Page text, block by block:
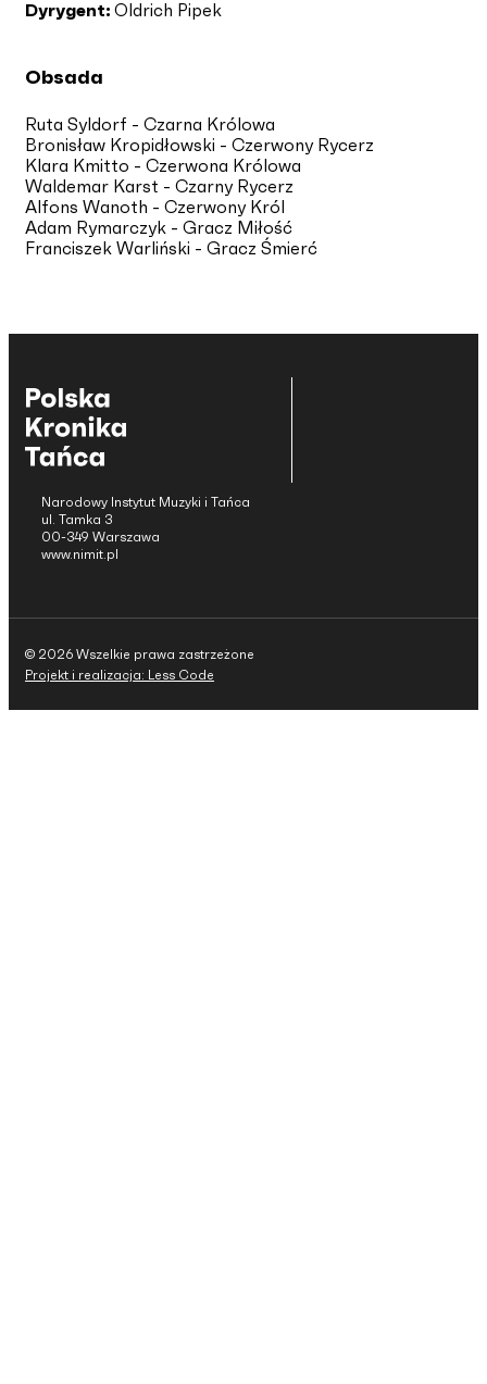
Dyrygent: Oldrich Pipek
Obsada
Ruta Syldorf - Czarna Królowa
Bronisław Kropidłowski - Czerwony Rycerz
Klara Kmitto - Czerwona Królowa
Waldemar Karst - Czarny Rycerz
Alfons Wanoth - Czerwony Król
Adam Rymarczyk - Gracz Miłość
Franciszek Warliński - Gracz Śmierć
Narodowy Instytut Muzyki i Tańca
ul. Tamka 3
00-349 Warszawa
www.nimit.pl
© 2026 Wszelkie prawa zastrzeżone
Projekt i realizacja: Less Code